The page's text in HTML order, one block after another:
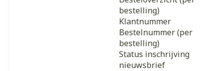
bestelling)
Klantnummer
Bestelnummer (per
bestelling)
Status inschrijving
nieuwsbrief